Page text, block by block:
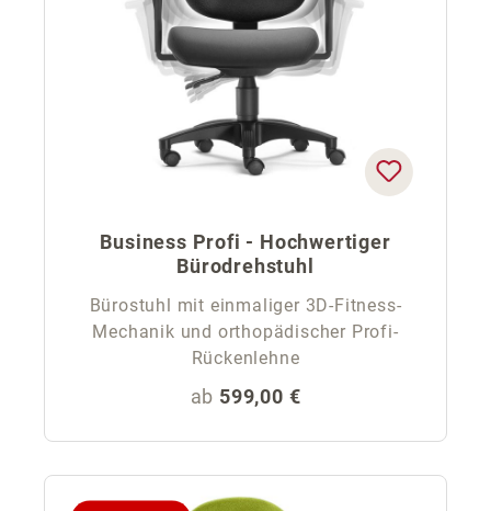
Business Profi - Hochwertiger
Bürodrehstuhl
Bürostuhl mit einmaliger 3D-Fitness-
Mechanik und orthopädischer Profi-
Rückenlehne
Regulärer Preis:
ab 599,00 €